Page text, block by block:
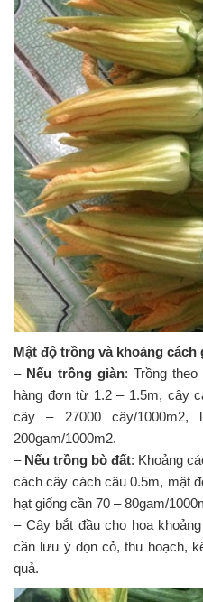
Mật độ trồng và khoảng cách
– Nếu trồng giàn: Trồng
hàng đơn từ 1.2 – 1.5m, cây
cây – 27000 cây/
200gam/1000m2.
– Nếu trồng bò đất: Khoảng
cách cây cách câu 0.5m, mật
hạt giống cần 70 – 80gam/
– Cây bắt đầu cho hoa
cần lưu ý dọn cỏ, thu hoạch,
quả.